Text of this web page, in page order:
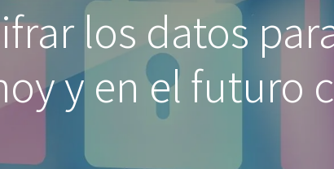
los datos
y en el futuro